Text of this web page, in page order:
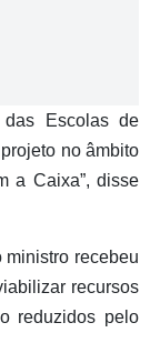
Escolas de
no âmbito
a Caixa”, disse
recebeu
recursos
reduzidos pelo